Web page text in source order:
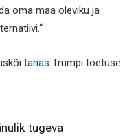
oma maa oleviku ja
tänas Trumpi toetuse
tugeva